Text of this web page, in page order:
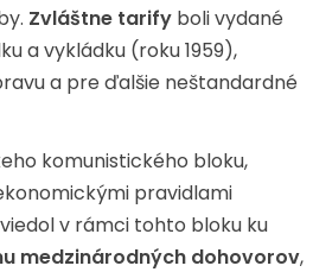
Zvláštne tarify boli vydané
a vykládku (roku 1959),
a pre ďalšie neštandardné
komunistického bloku,
pravidlami
v rámci tohto bloku ku
medzinárodných dohovorov,